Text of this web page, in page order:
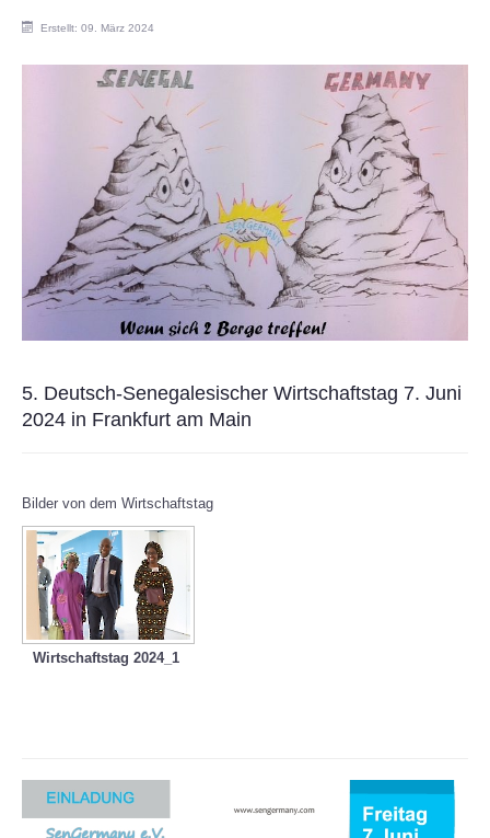
Erstellt: 09. März 2024
5. Deutsch-Senegalesischer Wirtschaftstag 7. Juni
2024 in Frankfurt am Main
Bilder von dem Wirtschaftstag
Wirtschaftstag 2024_1